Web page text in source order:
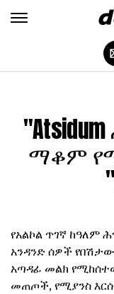
ማቆም
የአልኮል ጥገኛ ከዓለም
አንዳንድ ሰዎች
አጣዳፊ መልክ
መጠጦች, የሚያንስ